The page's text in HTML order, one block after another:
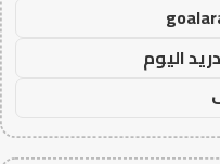
اليوم